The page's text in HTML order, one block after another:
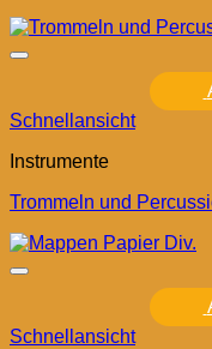
Schnellansicht
Instrumente
Trommeln und
Schnellansicht